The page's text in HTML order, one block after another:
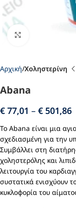
Αρχική Χοληστερίνη
Abana
€ 77,01 – € 501,86
Το Abana είναι μια
σχεδιασμένη για την
Συμβάλλει στη
χοληστερόλης και
λειτουργία του
συστατικά ενισχύουν
κυκλοφορία του